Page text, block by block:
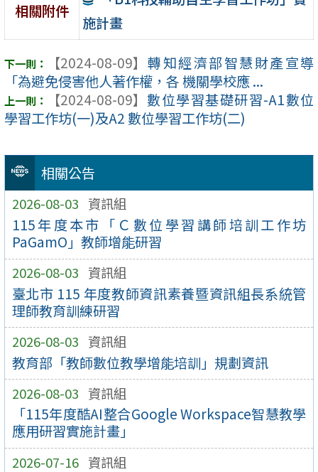
相關公告
2026-08-03 資訊組
115年度本市「Ｃ數位學習講師培訓工作坊
PaGamO」教師增能研習
2026-08-03 資訊組
臺北市 115 年度教師資訊素養暨資訊組長系統管
理師教育訓練研習
2026-08-03 資訊組
教育部「教師數位教學增能培訓」規劃資訊
2026-08-03 資訊組
「115年度酷AI整合Google Workspace智慧教學
應用研習實施計畫」
2026-07-16 資訊組
相關附件
施計畫
【2024-08-09】 轉知經濟部智慧財產宣導
「為避免侵害他人著作權，各 機關學校應 ...
【2024-08-09】 數位學習基礎研習-A1數位
學習工作坊(一)及A2 數位學習工作坊(二)